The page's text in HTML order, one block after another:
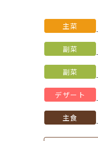
主菜
副菜
副菜
デザート
主食